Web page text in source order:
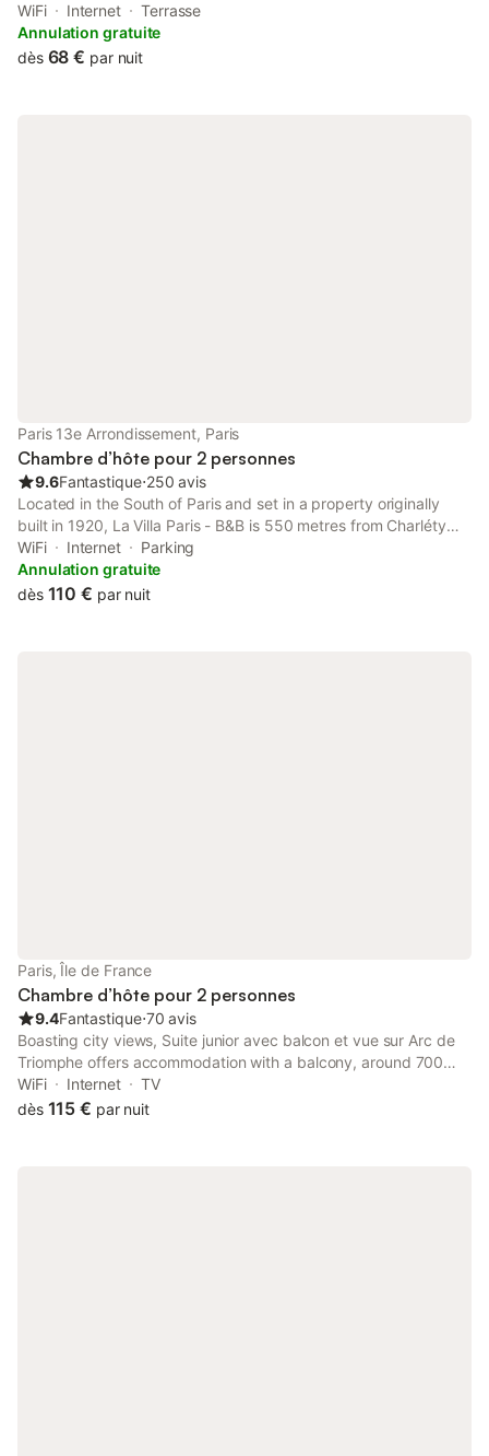
independent property and is decorated with antique furniture.
Featuring a shower, the bathroom also comes with a hairdryer.
WiFi Internet
Terrasse
Annulation gratuite
dès 68 € par nuit
Paris 13e Arrondissement, Paris
Chambre d’hôte pour 2 personnes
9.6Fantastique⋅250 avis
Located in the South of Paris and set in a property originally
built in 1920, La Villa Paris - B&B is 550 metres from Charléty
Stadium. It offers B&B accommodation with free WiFi. Each
room features air conditioning, a flat-screen TV and a desk.
WiFi Internet
Parking
Annulation gratuite
dès 110 € par nuit
Paris, Île de France
Chambre d’hôte pour 2 personnes
9.4Fantastique⋅70 avis
Boasting city views, Suite junior avec balcon et vue sur Arc de
Triomphe offers accommodation with a balcony, around 700
metres from Palais des Congrès de Paris. It is set 2.5 km from
Musée de l'Orangerie and features a lift.
WiFi Internet
TV
dès 115 € par nuit